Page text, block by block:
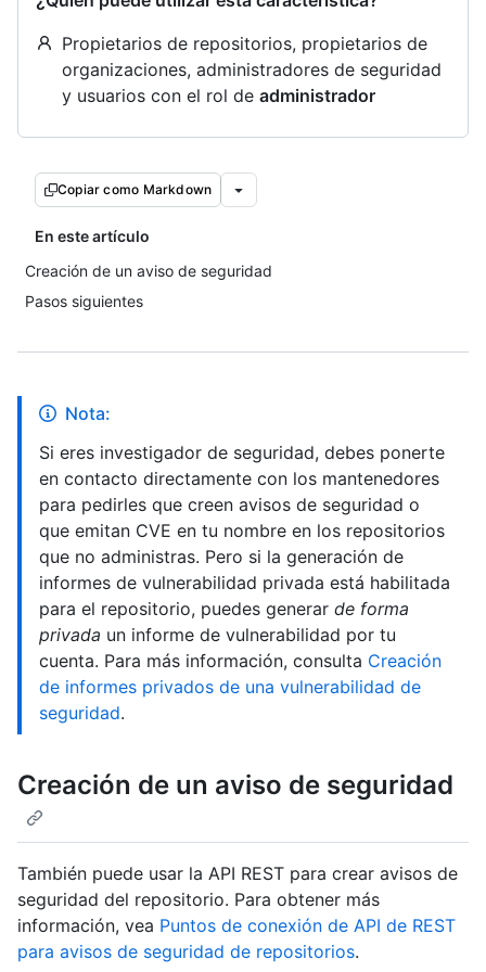
Propietarios de repositorios, propietarios de
organizaciones, administradores de seguridad
y usuarios con el rol de administrador
Copiar como Markdown
En este artículo
Creación de un aviso de seguridad
Pasos siguientes
Nota:
Si eres investigador de seguridad, debes ponerte
en contacto directamente con los mantenedores
para pedirles que creen avisos de seguridad o
que emitan CVE en tu nombre en los repositorios
que no administras. Pero si la generación de
informes de vulnerabilidad privada está habilitada
para el repositorio, puedes generar de forma
privada un informe de vulnerabilidad por tu
cuenta. Para más información, consulta Creación
de informes privados de una vulnerabilidad de
seguridad.
Creación de un aviso de seguridad
También puede usar la API REST para crear avisos de
seguridad del repositorio. Para obtener más
información, vea Puntos de conexión de API de REST
para avisos de seguridad de repositorios.